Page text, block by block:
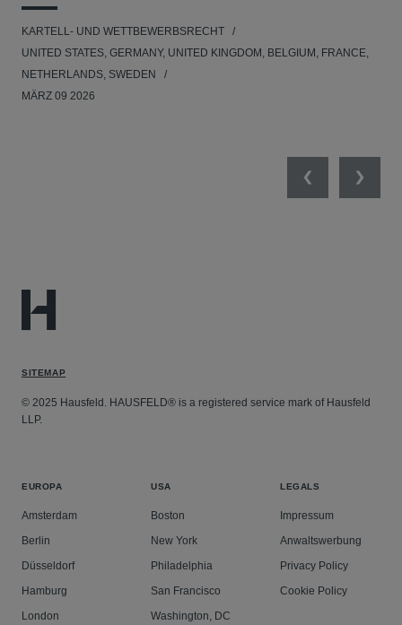
KARTELL- UND WETTBEWERBSRECHT
UNITED STATES, GERMANY, UNITED KINGDOM, BELGIUM, FRANCE,
NETHERLANDS, SWEDEN
MÄRZ 09 2026
PreviousNext
SITEMAP
© 2025 Hausfeld. HAUSFELD® is a registered service mark of Hausfeld
LLP.
EUROPA
Amsterdam
Berlin
Düsseldorf
Hamburg
London
USA
Boston
New York
Philadelphia
San Francisco
Washington, DC
LEGALS
Impressum
Anwaltswerbung
Privacy Policy
Cookie Policy